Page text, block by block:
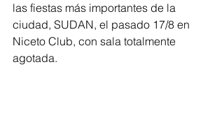
las fiestas más importantes de la
ciudad, SUDAN, el pasado 17/8 en
Niceto Club, con sala totalmente
agotada.